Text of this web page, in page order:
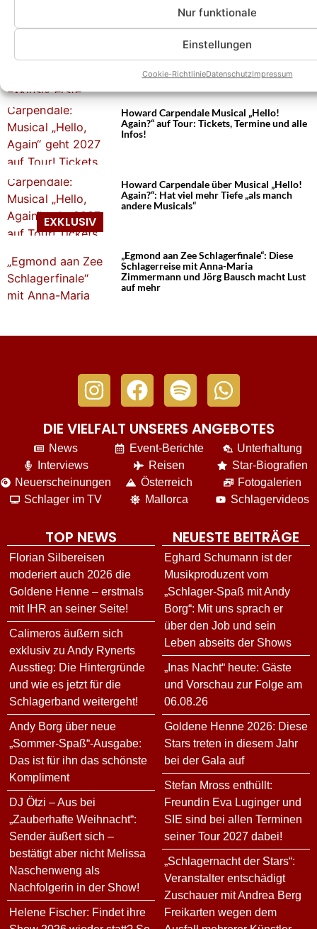
Nur funktionale
Einstellungen
Cookie-RichtlinieDatenschutzImpressum
Das könnte Euch auch interessieren:
Andreas Gabalier: Duett mit Johnny
Logan! Uns verriet er exklusiv erste
Details!
Howard Carpendale Musical „Hello!
Again?“ auf Tour: Tickets, Termine und alle
Infos!
Howard Carpendale über Musical „Hello!
Again?“: Hat viel mehr Tiefe „als manch
andere Musicals“
„Egmond aan Zee Schlagerfinale“: Diese
Schlagerreise mit Anna-Maria
Zimmermann und Jörg Bausch macht Lust
auf mehr
DIE VIELFALT UNSERES ANGEBOTES
News
Interviews
Neuerscheinungen
Schlager im TV
Event-Berichte
Reisen
Österreich
Mallorca
Unterhaltung
Star-Biografien
Fotogalerien
Schlagervideos
TOP NEWS
Florian Silbereisen
moderiert auch 2026 die
Goldene Henne – erstmals
mit IHR an seiner Seite!
Calimeros äußern sich
exklusiv zu Andy Rynerts
Ausstieg: Die Hintergründe
und wie es jetzt für die
Schlagerband weitergeht!
Andy Borg über neue
„Sommer-Spaß“-Ausgabe:
Das ist für ihn das schönste
Kompliment
DJ Ötzi – Aus bei
„Zauberhafte Weihnacht“:
Sender äußert sich –
bestätigt aber nicht Melissa
Naschenweng als
Nachfolgerin in der Show!
Helene Fischer: Findet ihre
NEUESTE BEITRÄGE
Eghard Schumann ist der
Musikproduzent vom
„Schlager-Spaß mit Andy
Borg“: Mit uns sprach er
über den Job und sein
Leben abseits der Shows
„Inas Nacht“ heute: Gäste
und Vorschau zur Folge am
06.08.26
Goldene Henne 2026: Diese
Stars treten in diesem Jahr
bei der Gala auf
Stefan Mross enthüllt:
Freundin Eva Luginger und
SIE sind bei allen Terminen
seiner Tour 2027 dabei!
„Schlagernacht der Stars“:
Veranstalter entschädigt
Zuschauer mit Andrea Berg
Freikarten wegen dem